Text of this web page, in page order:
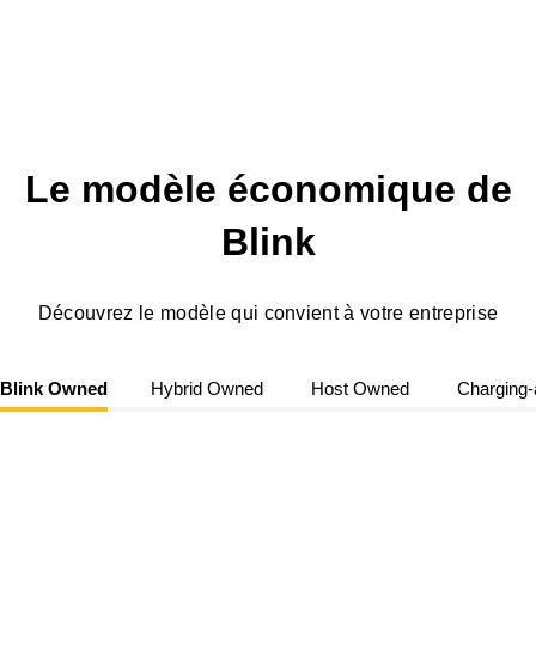
Le modèle économique de
Blink
Découvrez le modèle qui convient à votre entreprise
Blink Owned Hybrid Owned Host Owned